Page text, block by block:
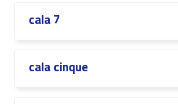
cala 7
cala cinque